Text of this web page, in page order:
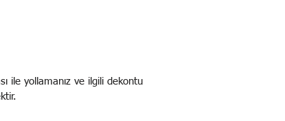
ile yollamanız ve ilgili dekontu